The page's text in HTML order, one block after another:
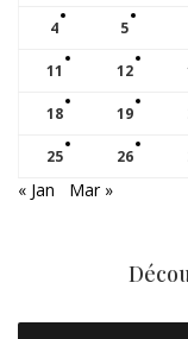
4 5
11 12
18 19
25 26
« Jan Mar »